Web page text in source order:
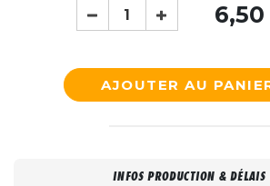
AJOUTER AU
INFOS PRODUCTION & DÉLAIS